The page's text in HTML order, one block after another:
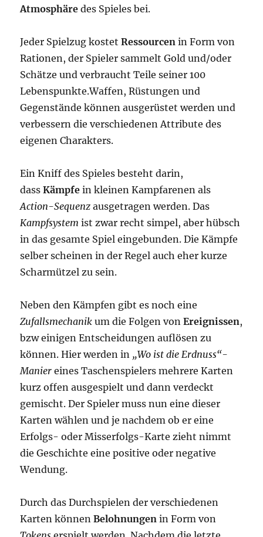
Atmosphäre des Spieles bei.
Jeder Spielzug kostetRessourcen in Form von
Rationen, der Spieler sammelt Gold und/oder
Schätze und verbraucht Teile seiner 100
Lebenspunkte.Waffen, Rüstungen und
Gegenstände können ausgerüstet werden und
verbessern die verschiedenen Attribute des
eigenen Charakters.
Ein Kniff des Spieles besteht darin,
dassKämpfein kleinen Kampfarenen als
Action-Sequenz ausgetragen werden. Das
Kampfsystemist zwar recht simpel, aber hübsch
in das gesamte Spiel eingebunden. Die Kämpfe
selber scheinen in der Regel auch eher kurze
Scharmützel zu sein.
Neben den Kämpfen gibt es noch eine
Zufallsmechanik um die Folgen vonEreignissen,
bzw einigen Entscheidungen auflösen zu
können. Hier werden in „Wo ist die Erdnuss“-
Manier eines Taschenspielers mehrere Karten
kurz offen ausgespielt und dann verdeckt
gemischt. Der Spieler muss nun eine dieser
Karten wählen und je nachdem ob er eine
Erfolgs- oder Misserfolgs-Karte zieht nimmt
die Geschichte eine positive oder negative
Wendung.
Durch das Durchspielen der verschiedenen
Karten könnenBelohnungenin Form von